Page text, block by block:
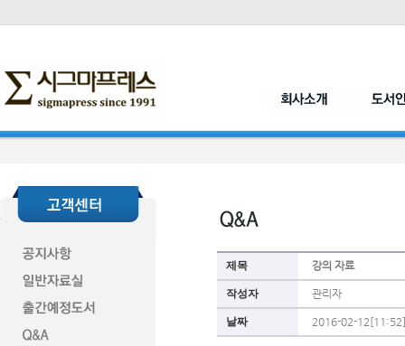
제목 강의 자료
작성자 관리자
날짜 2016-02-12[11:52]